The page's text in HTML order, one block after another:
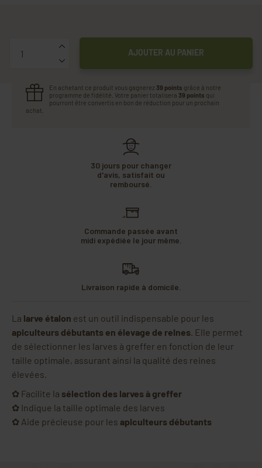
AJOUTER AU PANIER
En achetant ce produit vous gagnerez 39 points grâce à notre
programme de fidélité. Votre panier totalisera 39 points qui
pourront être convertis en bon de réduction pour un prochain
achat.
30 jours pour changer
d'avis, satisfait ou
remboursé.
Commande passée avant
midi expédiée le jour même.
Livraison rapide à domicile.
La larve étalon est un outil indispensable pour les
apiculteurs débutants en élevage de reines. Elle permet
de sélectionner les larves à greffer en fonction de leur
taille optimale, assurant ainsi la qualité des reines
élevées.
✿ Facilite la sélection des larves à greffer
✿ Indique la taille optimale des larves
✿ Aide précieuse pour les apiculteurs débutants